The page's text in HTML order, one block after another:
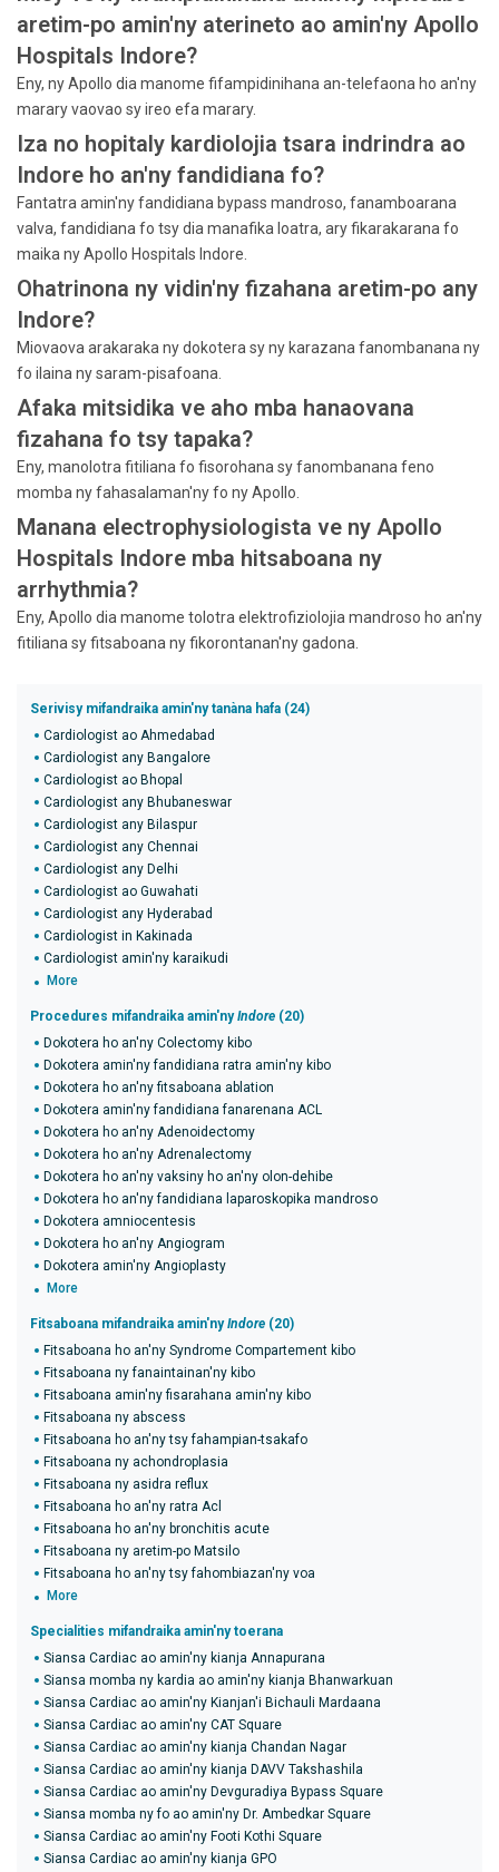
aretim-po amin'ny aterineto ao amin'ny Apollo
Hospitals Indore?
Eny, ny Apollo dia manome fifampidinihana an-telefaona ho an'ny
marary vaovao sy ireo efa marary.
Iza no hopitaly kardiolojia tsara indrindra ao
Indore ho an'ny fandidiana fo?
Fantatra amin'ny fandidiana bypass mandroso, fanamboarana
valva, fandidiana fo tsy dia manafika loatra, ary fikarakarana fo
maika ny Apollo Hospitals Indore.
Ohatrinona ny vidin'ny fizahana aretim-po any
Indore?
Miovaova arakaraka ny dokotera sy ny karazana fanombanana ny
fo ilaina ny saram-pisafoana.
Afaka mitsidika ve aho mba hanaovana
fizahana fo tsy tapaka?
Eny, manolotra fitiliana fo fisorohana sy fanombanana feno
momba ny fahasalaman'ny fo ny Apollo.
Manana electrophysiologista ve ny Apollo
Hospitals Indore mba hitsaboana ny
arrhythmia?
Eny, Apollo dia manome tolotra elektrofiziolojia mandroso ho an'ny
fitiliana sy fitsaboana ny fikorontanan'ny gadona.
Serivisy mifandraika amin'ny tanàna hafa (24)
Cardiologist ao Ahmedabad
Cardiologist any Bangalore
Cardiologist ao Bhopal
Cardiologist any Bhubaneswar
Cardiologist any Bilaspur
Cardiologist any Chennai
Cardiologist any Delhi
Cardiologist ao Guwahati
Cardiologist any Hyderabad
Cardiologist in Kakinada
Cardiologist amin'ny karaikudi
More
Procedures mifandraika amin'nyIndore (20)
Dokotera ho an'ny Colectomy kibo
Dokotera amin'ny fandidiana ratra amin'ny kibo
Dokotera ho an'ny fitsaboana ablation
Dokotera amin'ny fandidiana fanarenana ACL
Dokotera ho an'ny Adenoidectomy
Dokotera ho an'ny Adrenalectomy
Dokotera ho an'ny vaksiny ho an'ny olon-dehibe
Dokotera ho an'ny fandidiana laparoskopika mandroso
Dokotera amniocentesis
Dokotera ho an'ny Angiogram
Dokotera amin'ny Angioplasty
More
Fitsaboana mifandraika amin'nyIndore (20)
Fitsaboana ho an'ny Syndrome Compartement kibo
Fitsaboana ny fanaintainan'ny kibo
Fitsaboana amin'ny fisarahana amin'ny kibo
Fitsaboana ny abscess
Fitsaboana ho an'ny tsy fahampian-tsakafo
Fitsaboana ny achondroplasia
Fitsaboana ny asidra reflux
Fitsaboana ho an'ny ratra Acl
Fitsaboana ho an'ny bronchitis acute
Fitsaboana ny aretim-po Matsilo
Fitsaboana ho an'ny tsy fahombiazan'ny voa
More
Specialities mifandraika amin'ny toerana
Siansa Cardiac ao amin'ny kianja Annapurana
Siansa momba ny kardia ao amin'ny kianja Bhanwarkuan
Siansa Cardiac ao amin'ny Kianjan'i Bichauli Mardaana
Siansa Cardiac ao amin'ny CAT Square
Siansa Cardiac ao amin'ny kianja Chandan Nagar
Siansa Cardiac ao amin'ny kianja DAVV Takshashila
Siansa Cardiac ao amin'ny Devguradiya Bypass Square
Siansa momba ny fo ao amin'ny Dr. Ambedkar Square
Siansa Cardiac ao amin'ny Footi Kothi Square
Siansa Cardiac ao amin'ny kianja GPO